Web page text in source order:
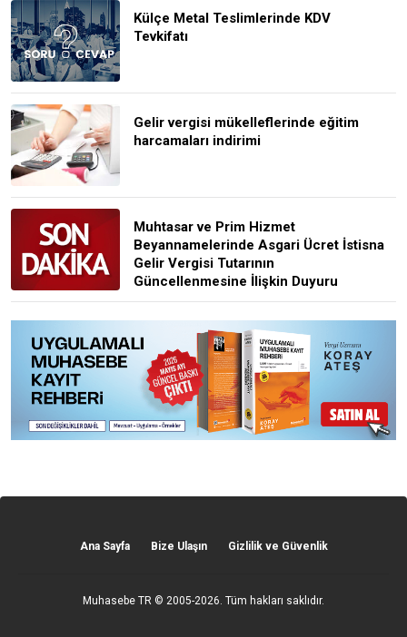
Külçe Metal Teslimlerinde KDV
Tevkifatı
Gelir vergisi mükelleflerinde eğitim
harcamaları indirimi
Muhtasar ve Prim Hizmet
Beyannamelerinde Asgari Ücret İstisna
Gelir Vergisi Tutarının
Güncellenmesine İlişkin Duyuru
Ana Sayfa Bize Ulaşın Gizlilik ve Güvenlik
Muhasebe TR © 2005-2026. Tüm hakları saklıdır.